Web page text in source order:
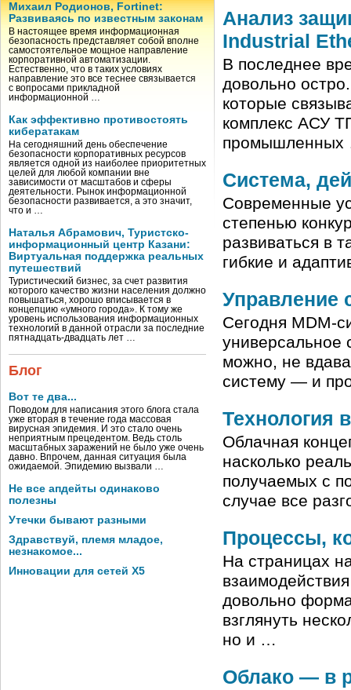
Михаил Родионов, Fortinet:
Развиваясь по известным законам
В настоящее время информационная
безопасность представляет собой вполне
самостоятельное мощное направление
корпоративной автоматизации.
Естественно, что в таких условиях
направление это все теснее связывается
с вопросами прикладной
информационной …
Как эффективно противостоять
кибератакам
На сегодняшний день обеспечение
безопасности корпоративных ресурсов
является одной из наиболее приоритетных
целей для любой компании вне
зависимости от масштабов и сферы
деятельности. Рынок информационной
безопасности развивается, а это значит,
что и …
Наталья Абрамович, Туристско-
информационный центр Казани:
Виртуальная поддержка реальных
путешествий
Туристический бизнес, за счет развития
которого качество жизни населения должно
повышаться, хорошо вписывается в
концепцию «умного города». К тому же
уровень использования информационных
технологий в данной отрасли за последние
пятнадцать-двадцать лет …
Блог
Вот те два...
Поводом для написания этого блога стала
уже вторая в течение года массовая
вирусная эпидемия. И это стало очень
неприятным прецедентом. Ведь столь
масштабных заражений не было уже очень
давно. Впрочем, данная ситуация была
ожидаемой. Эпидемию вызвали …
Не все апдейты одинаково
полезны
Утечки бывают разными
Здравствуй, племя младое,
незнакомое...
Инновации для сетей X5
Анализ
Industrial
В последнее
довольно
которые
комплекс АСУ
Система,
Современные
степенью
развиваться в
гибкие и
Управление
Сегодня MDM-
универсальное
можно, не
систему — и
Технология
Облачная
насколько
получаемых с
случае все
Процессы,
На страницах
довольно
взглянуть
но и …
Облако — в